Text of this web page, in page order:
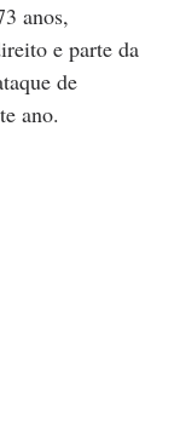
anos,
e parte da
de
ano.